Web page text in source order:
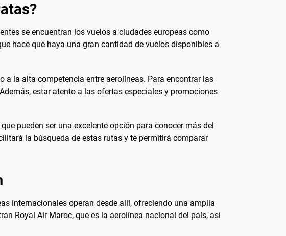
se encuentran los vuelos a ciudades europeas como
hace que haya una gran cantidad de vuelos disponibles a
a la alta competencia entre aerolíneas. Para encontrar las
estar atento a las ofertas especiales y promociones
pueden ser una excelente opción para conocer más del
la búsqueda de estas rutas y te permitirá comparar
internacionales operan desde allí, ofreciendo una amplia
Royal Air Maroc, que es la aerolínea nacional del país, así